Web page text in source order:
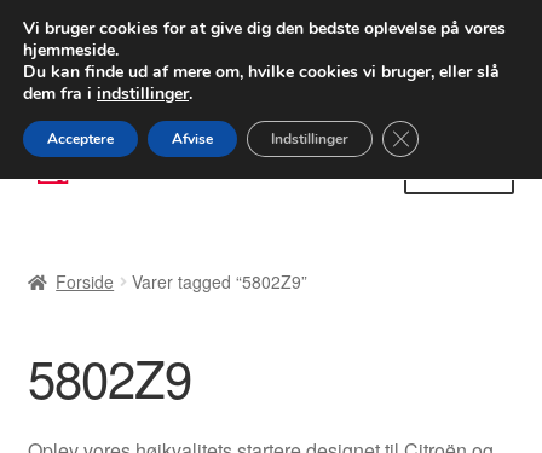
LEVERING fra 55 kr.
FEDEX verdensomspændende forsendelse
80 82 72 02
Spring
til
Spring
til
Betalinger
Kasse
Forside Varer tagged “5802Z9”
5802Z9
Vi bruger cookies for at give dig den bedste oplevelse på vores
hjemmeside.
Du kan finde ud af mere om, hvilke cookies vi bruger, eller slå
dem fra i indstillinger.
Acceptere Afvise Indstillinger Close GDPR